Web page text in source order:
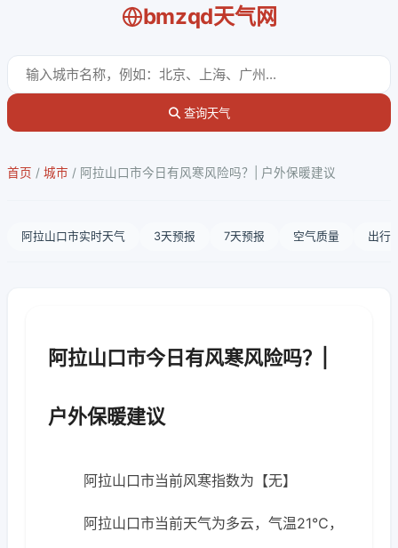
bmzqd天气网
查询天气
首页 / 城市 / 阿拉山口市今日有风寒风险吗？| 户外保暖建议
阿拉山口市实时天气 3天预报 7天预报 空气质量 出行
阿拉山口市今日有风寒风险吗？|
户外保暖建议
阿拉山口市当前风寒指数为【无】
阿拉山口市当前天气为多云，气温21℃，